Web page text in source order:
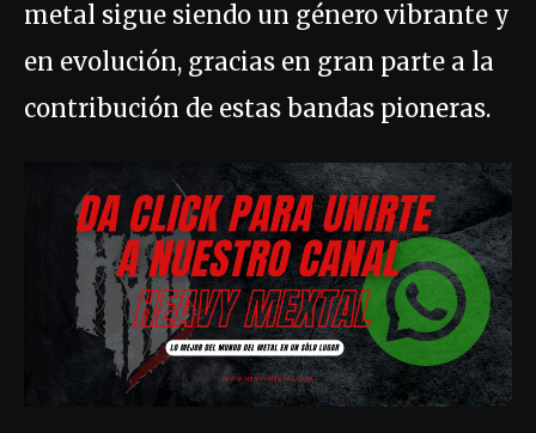
metal sigue siendo un género vibrante y
en evolución, gracias en gran parte a la
contribución de estas bandas pioneras.